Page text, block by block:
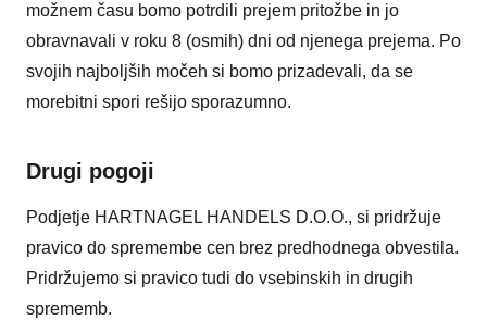
možnem času bomo potrdili prejem pritožbe in jo
obravnavali v roku 8 (osmih) dni od njenega prejema. Po
svojih najboljših močeh si bomo prizadevali, da se
morebitni spori rešijo sporazumno.
Drugi pogoji
Podjetje HARTNAGEL HANDELS D.O.O., si pridržuje
pravico do spremembe cen brez predhodnega obvestila.
Pridržujemo si pravico tudi do vsebinskih in drugih
sprememb.